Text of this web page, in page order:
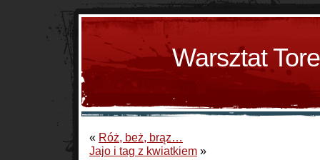
Warsztat
« Róż, beż, brąz…
Jajo i tag z kwiatkiem »